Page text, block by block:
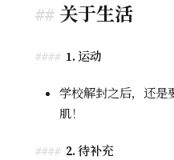
关于生活
1. 运动
学校解封之后，还是
肌！
2. 待补充